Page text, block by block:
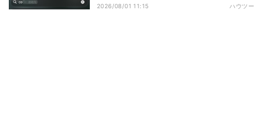
2026/08/01 11:15 ハウツー